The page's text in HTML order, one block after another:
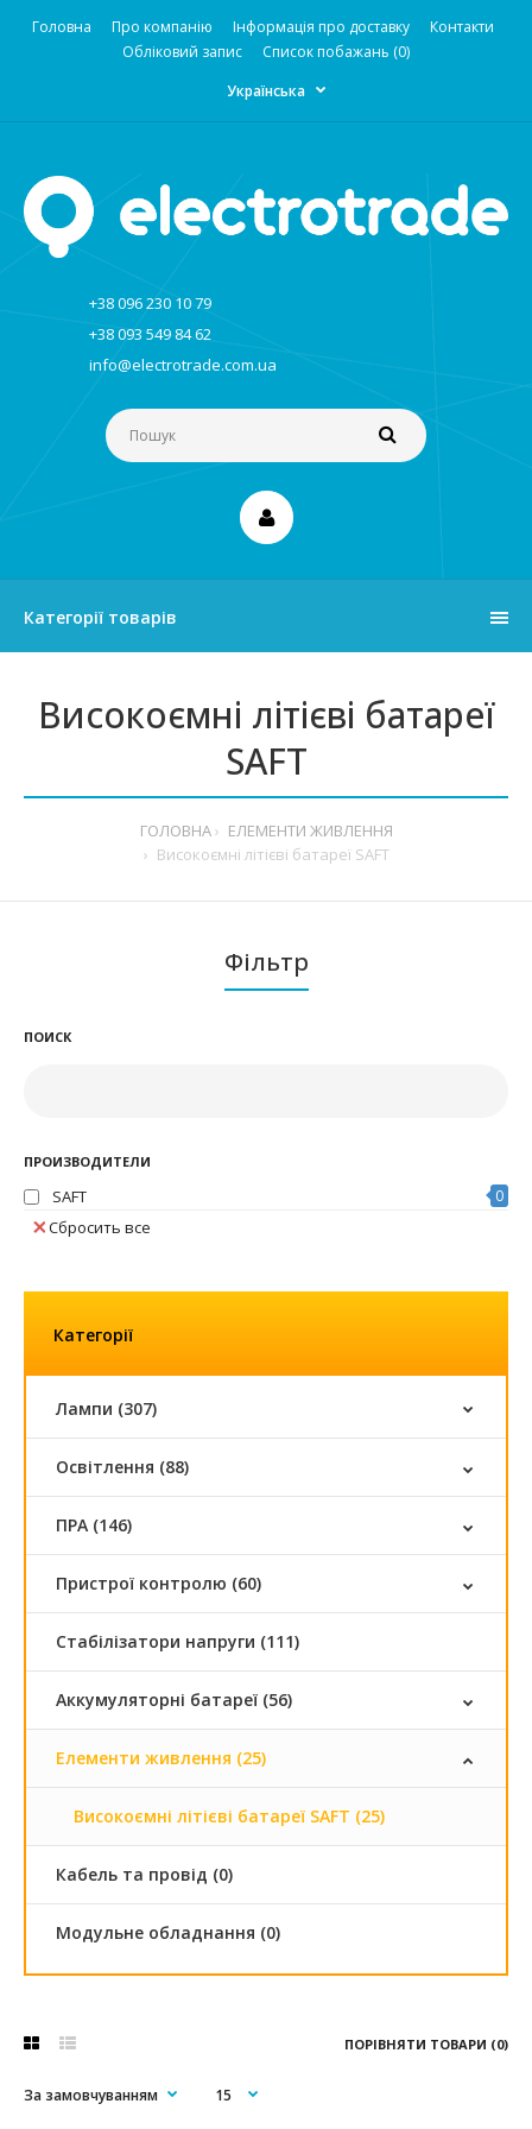
Головна Про компанію Інформація про доставку
Контакти
Обліковий запис
Список побажань (0)
Українська
+38 096 230 10 79
+38 093 549 84 62
info@electrotrade.com.ua
Категорії товарів
Високоємні літієві батареї
SAFT
ГОЛОВНА
ЕЛЕМЕНТИ ЖИВЛЕННЯ
Високоємні літієві батареї SAFT
Фільтр
ПОИСК
ПРОИЗВОДИТЕЛИ
SAFT 0
Сбросить все
Категорії
Лампи (307)
Освітлення (88)
ПРА (146)
Пристрої контролю (60)
Стабілізатори напруги (111)
Аккумуляторні батареї (56)
Елементи живлення (25)
Високоємні літієві батареї SAFT (25)
Кабель та провід (0)
Модульне обладнання (0)
ПОРІВНЯТИ ТОВАРИ (0)